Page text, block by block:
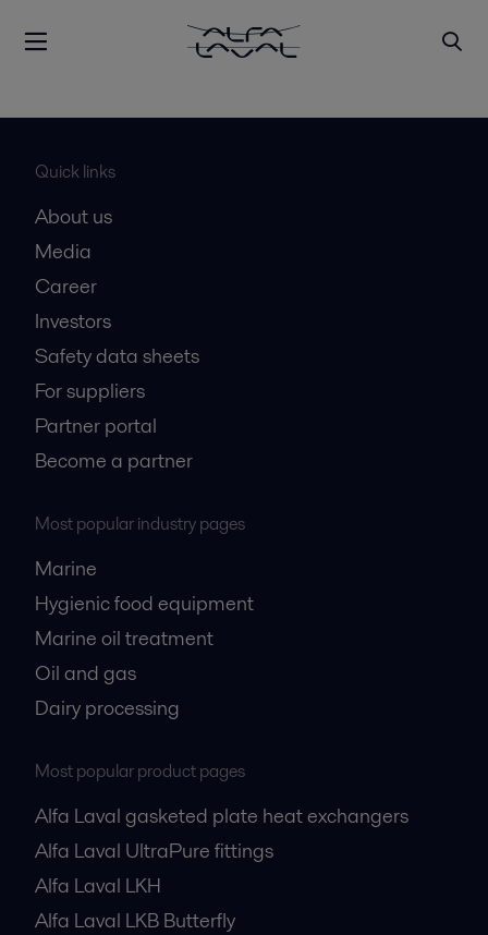
Quick links
About us
Media
Career
Investors
Safety data sheets
For suppliers
Partner portal
Become a partner
Most popular industry pages
Marine
Hygienic food equipment
Marine oil treatment
Oil and gas
Dairy processing
Most popular product pages
Alfa Laval gasketed plate heat exchangers
Alfa Laval UltraPure fittings
Alfa Laval LKH
Alfa Laval LKB Butterfly